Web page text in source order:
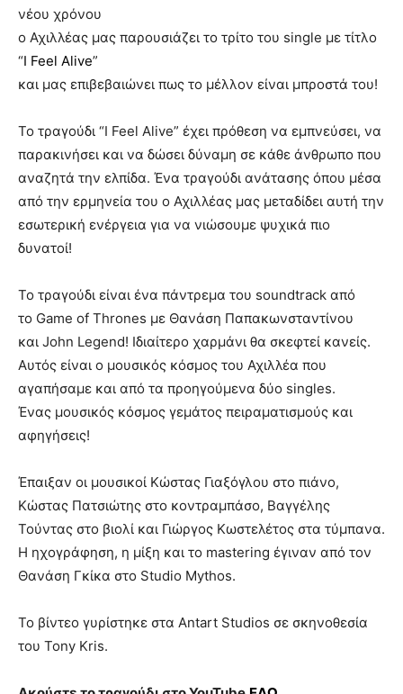
νέου χρόνου
ο Αχιλλέας μας παρουσιάζει το τρίτο του single με τίτλο
“I Feel Alive”
και μας επιβεβαιώνει πως το μέλλον είναι μπροστά του!
Το τραγούδι “I Feel Alive” έχει πρόθεση να εμπνεύσει, να
παρακινήσει και να δώσει δύναμη σε κάθε άνθρωπο που
αναζητά την ελπίδα. Ένα τραγούδι ανάτασης όπου μέσα
από την ερμηνεία του ο Αχιλλέας μας μεταδίδει αυτή την
εσωτερική ενέργεια για να νιώσουμε ψυχικά πιο
δυνατοί!
Το τραγούδι είναι ένα πάντρεμα του soundtrack από
το Game of Thrones με Θανάση Παπακωνσταντίνου
και John Legend! Ιδιαίτερο χαρμάνι θα σκεφτεί κανείς.
Αυτός είναι ο μουσικός κόσμος του Αχιλλέα που
αγαπήσαμε και από τα προηγούμενα δύο singles.
Ένας μουσικός κόσμος γεμάτος πειραματισμούς και
αφηγήσεις!
Έπαιξαν οι μουσικοί Κώστας Γιαξόγλου στο πιάνο,
Κώστας Πατσιώτης στο κοντραμπάσο, Βαγγέλης
Τούντας στο βιολί και Γιώργος Κωστελέτος στα τύμπανα.
Η ηχογράφηση, η μίξη και το mastering έγιναν από τον
Θανάση Γκίκα στο Studio Mythos.
Το βίντεο γυρίστηκε στα Antart Studios σε σκηνοθεσία
του Tony Kris.